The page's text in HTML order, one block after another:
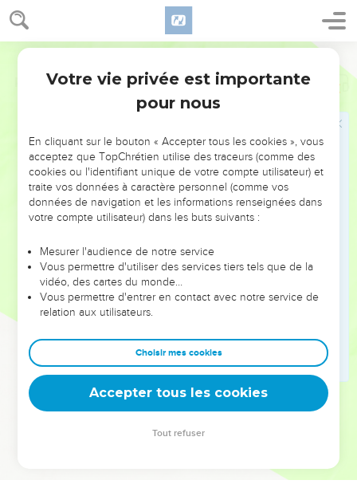
NE MANQUEZ PAS L’ÉVÉNEMENT
DE L’ANNÉE !
ET SI LEURS ERREURS POUVAIENT VOUS ÉVITER LES
VOTRES ?
leur foi ou leur vision. Mais on voit moins les doutes, les erreurs
et les saisons difficiles qu'ils ont traversés, alors même que ce
sont elles qui les ont façonnés.
Dans cette conférence, leaders, entrepreneurs, et responsables
clés pour avancer avec plus de sagesse afin que leurs erreurs
deviennent vos tremplins. Que vous guidiez un ministère, une
équipe, un groupe ou une famille, leur expérience est faite
Psaumes 142
Votre vie privée est importante
pour nous
En cliquant sur le bouton « Accepter tous les cookies », vous
acceptez que TopChrétien utilise des traceurs (comme des
cookies ou l'identifiant unique de votre compte utilisateur) et
traite vos données à caractère personnel (comme vos
données de navigation et les informations renseignées dans
votre compte utilisateur) dans les buts suivants :
Mesurer l'audience de notre service
Vous permettre d'utiliser des services tiers tels que de la
vidéo, des cartes du monde…
Vous permettre d'entrer en contact avec notre service de
relation aux utilisateurs.
Choisir mes cookies
Accepter tous les cookies
Tout refuser